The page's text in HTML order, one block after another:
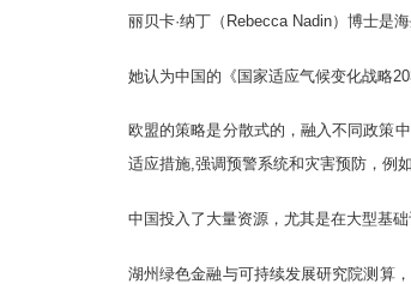
丽贝卡·纳丁（Rebecca Nadin）博士是
她认为中国的《国家适应气候变化战略
欧盟的策略是分散式的，融入不同政策
适应措施,强调预警系统和灾害预防，例
中国投入了大量资源，尤其是在大型基
湖州绿色金融与可持续发展研究院测算